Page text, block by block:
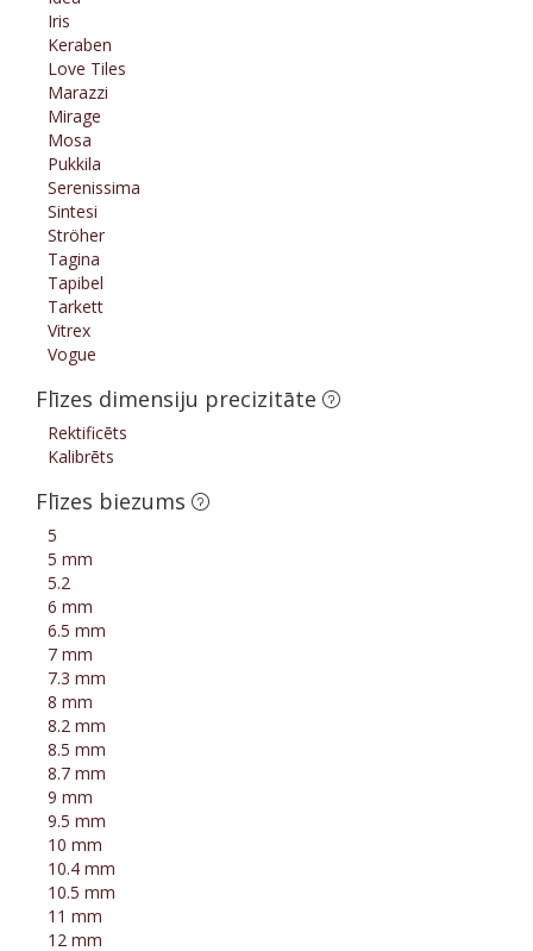
Iris
Keraben
Love Tiles
Marazzi
Mirage
Mosa
Pukkila
Serenissima
Sintesi
Ströher
Tagina
Tapibel
Tarkett
Vitrex
Vogue
Flīzes dimensiju precizitāte
Rektificēts
Kalibrēts
Flīzes biezums
5
5 mm
5.2
6 mm
6.5 mm
7 mm
7.3 mm
8 mm
8.2 mm
8.5 mm
8.7 mm
9 mm
9.5 mm
10 mm
10.4 mm
10.5 mm
11 mm
12 mm